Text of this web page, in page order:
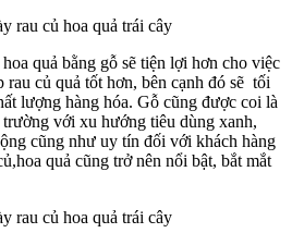
quả bằng gỗ sẽ tiện lợi hơn cho việc
rau củ quả tốt hơn, bên cạnh đó sẽ tối
lượng hàng hóa. Gỗ cũng được coi là
với xu hướng tiêu dùng xanh,
cũng như uy tín đối với khách hàng
quả cũng trở nên nổi bật, bắt mắt